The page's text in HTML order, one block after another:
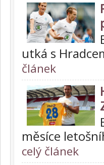
utká s
článek
měsíce
celý článek